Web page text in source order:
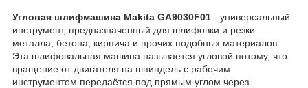
Угловая шлифмашина Makita GA9030F01 - универсальный
инструмент, предназначенный для шлифовки и резки
металла, бетона, кирпича и прочих подобных материалов.
Эта шлифовальная машина называется угловой потому, что
вращение от двигателя на шпиндель с рабочим
инструментом передаётся под прямым углом через